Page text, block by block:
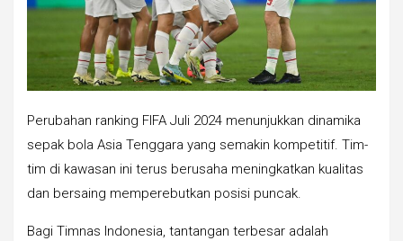
Perubahan ranking FIFA Juli 2024 menunjukkan dinamika
sepak bola Asia Tenggara yang semakin kompetitif. Tim-
tim di kawasan ini terus berusaha meningkatkan kualitas
dan bersaing memperebutkan posisi puncak.
Bagi Timnas Indonesia, tantangan terbesar adalah